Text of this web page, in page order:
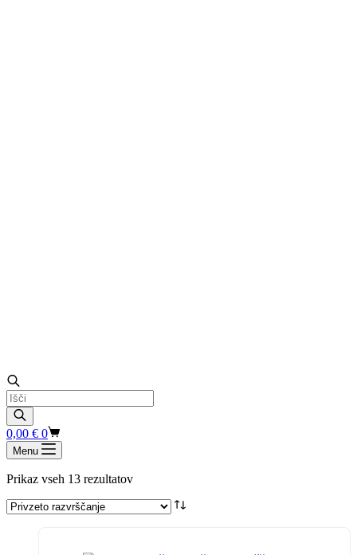
Products
search
Shopping
cart
0,00 € 0
Menu
Prikaz vseh 13 rezultatov